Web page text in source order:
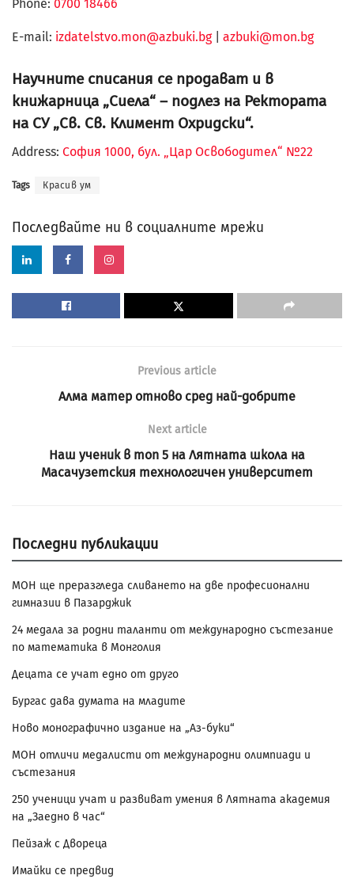
Phone: 0700 18466
Е-mail: izdatelstvo.mon@azbuki.bg| azbuki@mon.bg
Научните списания се продават и в
книжарница „Сиела“ – подлез на Ректората
на СУ „Св. Св. Климент Охридски“.
Address: София 1000, бул. „Цар Освободител“ №22
Tags Красив ум
Последвайте ни в социалните мрежи
Previous article
Алма матер отново сред най-добрите
Next article
Наш ученик в топ 5 на Лятната школа на
Масачузетския технологичен университет
Последни публикации
МОН ще преразгледа сливането на две професионални
гимназии в Пазарджик
24 медала за родни таланти от международно състезание
по математика в Монголия
Децата се учат едно от друго
Бургас дава думата на младите
Ново монографично издание на „Аз-буки“
МОН отличи медалисти от международни олимпиади и
състезания
250 ученици учат и развиват умения в Лятната академия
на „Заедно в час“
Пейзаж с Двореца
Имайки се предвид